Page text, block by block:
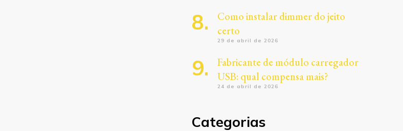
Como instalar dimmer do jeito
certo
29 de abril de 2026
Fabricante de módulo carregador
USB: qual compensa mais?
24 de abril de 2026
Categorias